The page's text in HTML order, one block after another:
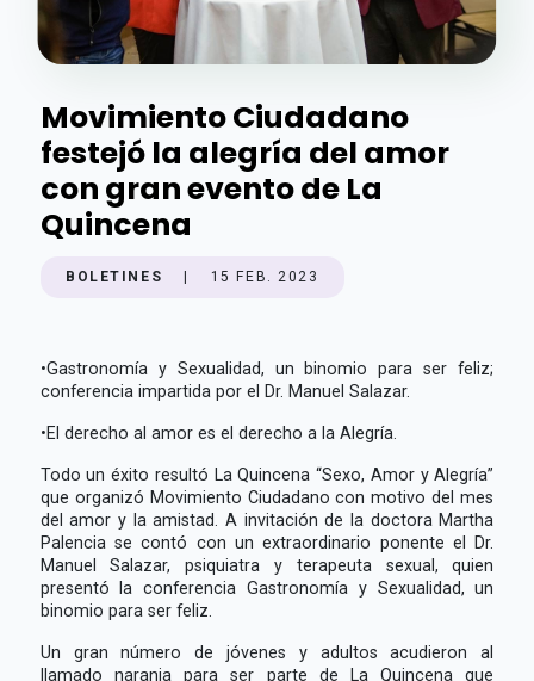
Movimiento Ciudadano
festejó la alegría del amor
con gran evento de La
Quincena
BOLETINES 15 FEB. 2023
•Gastronomía y Sexualidad, un binomio para ser feliz;
conferencia impartida por el Dr. Manuel Salazar.
•El derecho al amor es el derecho a la Alegría.
Todo un éxito resultó La Quincena “Sexo, Amor y Alegría”
que organizó Movimiento Ciudadano con motivo del mes
del amor y la amistad. A invitación de la doctora Martha
Palencia se contó con un extraordinario ponente el Dr.
Manuel Salazar, psiquiatra y terapeuta sexual, quien
presentó la conferencia Gastronomía y Sexualidad, un
binomio para ser feliz.
Un gran número de jóvenes y adultos acudieron al
llamado naranja para ser parte de La Quincena que